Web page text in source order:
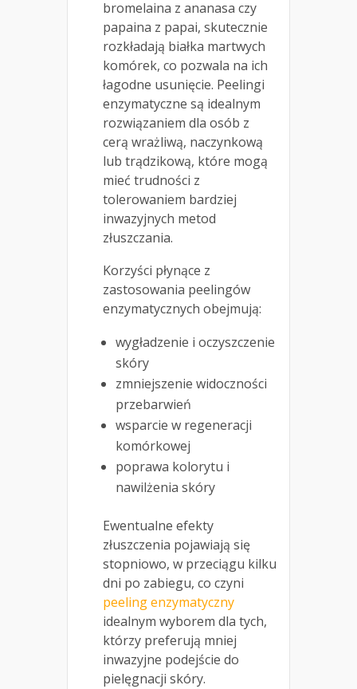
bromelaina z ananasa czy
papaina z papai, skutecznie
rozkładają białka martwych
komórek, co pozwala na ich
łagodne usunięcie. Peelingi
enzymatyczne są idealnym
rozwiązaniem dla osób z
cerą wrażliwą, naczynkową
lub trądzikową, które mogą
mieć trudności z
tolerowaniem bardziej
inwazyjnych metod
złuszczania.
Korzyści płynące z
zastosowania peelingów
enzymatycznych obejmują:
wygładzenie i oczyszczenie
skóry
zmniejszenie widoczności
przebarwień
wsparcie w regeneracji
komórkowej
poprawa kolorytu i
nawilżenia skóry
Ewentualne efekty
złuszczenia pojawiają się
stopniowo, w przeciągu kilku
dni po zabiegu, co czyni
peeling enzymatyczny
idealnym wyborem dla tych,
którzy preferują mniej
inwazyjne podejście do
pielęgnacji skóry.